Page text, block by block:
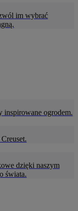
im wybrać
inspirowane ogrodem.
dzięki naszym
świata.